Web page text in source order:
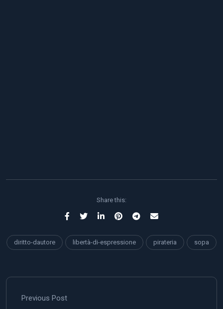
Share this:
diritto-dautore libertà-di-espressione pirateria sopa
Previous Post